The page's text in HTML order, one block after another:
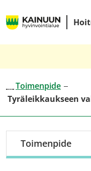
sisältöön
Kainuun
Toimenpide
Tyräleikkaukseen
Toimenpide